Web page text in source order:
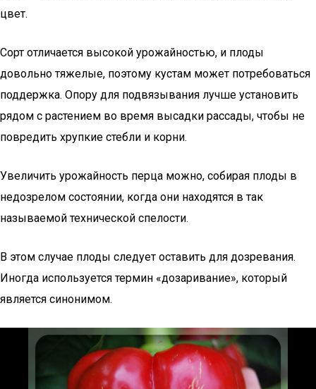
цвет.
Сорт отличается высокой урожайностью, и плоды
довольно тяжелые, поэтому кустам может потребоваться
поддержка. Опору для подвязывания лучше установить
рядом с растением во время высадки рассады, чтобы не
повредить хрупкие стебли и корни.
Увеличить урожайность перца можно, собирая плоды в
недозрелом состоянии, когда они находятся в так
называемой технической спелости.
В этом случае плоды следует оставить для дозревания.
Иногда используется термин «дозаривание», который
является синонимом.